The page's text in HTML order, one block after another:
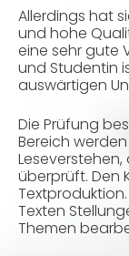
Allerdings hat
und hohe
eine sehr gute
und Studentin
auswärtigen
Die Prüfung
Bereich
überprüft. Den
Texten
Themen